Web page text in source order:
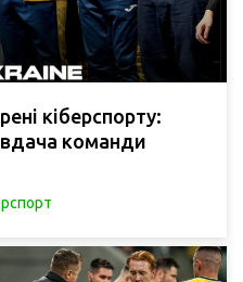
кіберспорту:
команди